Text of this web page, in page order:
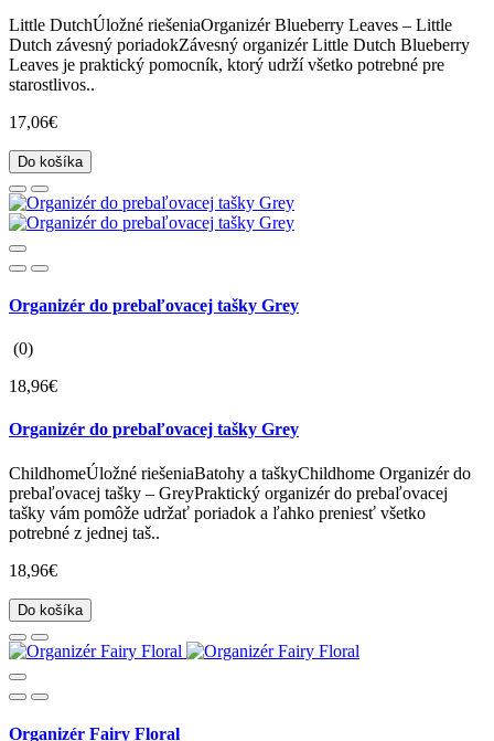
Little DutchÚložné riešeniaOrganizér Blueberry Leaves – Little
Dutch závesný poriadokZávesný organizér Little Dutch Blueberry
Leaves je praktický pomocník, ktorý udrží všetko potrebné pre
starostlivos..
17,06€
Do košíka
Organizér do prebaľovacej tašky Grey
(0)
18,96€
Organizér do prebaľovacej tašky Grey
ChildhomeÚložné riešeniaBatohy a taškyChildhome Organizér do
prebaľovacej tašky – GreyPraktický organizér do prebaľovacej
tašky vám pomôže udržať poriadok a ľahko preniesť všetko
potrebné z jednej taš..
18,96€
Do košíka
Organizér Fairy Floral